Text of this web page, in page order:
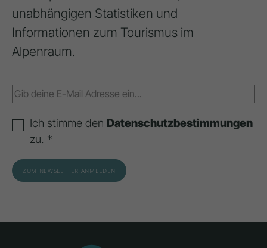
unabhängigen Statistiken und
Informationen zum Tourismus im
Alpenraum.
Ich stimme den Datenschutzbestimmungen
zu. *